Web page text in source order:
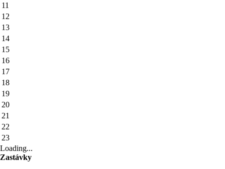
11
12
13
14
15
16
17
18
19
20
21
22
23
Loading...
Zastávky